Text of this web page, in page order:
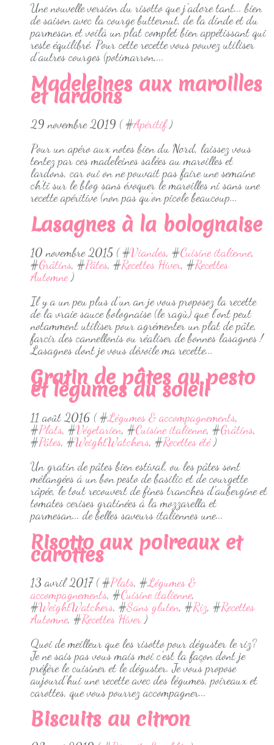
Une nouvelle version du risotto que j'adore tant... bien
de saison avec la courge butternut, de la dinde et du
parmesan et voilà un plat complet bien appétissant qui
reste équilibré. Pour cette recette vous pouvez utiliser
d'autres courges (potimarron,...
Madeleines aux maroilles
et lardons
29 novembre 2019 ( #Apéritif)
Pour un apéro aux notes bien du Nord, laissez vous
tentez par ces madeleines salées au maroilles et
lardons, car oui on ne pouvait pas faire une semaine
ch'ti sur le blog sans évoquer le maroilles ni sans une
recette apéritive (non pas qu'on picole beaucoup...
Lasagnes à la bolognaise
10 novembre 2015 ( #Viandes, #Cuisine italienne,
#Grâtins, #Pâtes, #Recettes Hiver, #Recettes
Automne)
Il y a un peu plus d'un an je vous proposez la recette
de la vraie sauce bolognaise (le ragù) que l'ont peut
notamment utiliser pour agrémenter un plat de pâte,
farcir des cannellonis ou réaliser de bonnes lasagnes !
Lasagnes dont je vous dévoile ma recette...
Gratin de pâtes au pesto
et légumes du soleil
11 août 2016 ( #Légumes & accompagnements,
#Plats, #Végetarien, #Cuisine italienne, #Grâtins,
#Pâtes, #WeightWatchers, #Recettes été)
Un gratin de pâtes bien estival, ou les pâtes sont
mélangées à un bon pesto de basilic et de courgette
râpée, le tout recouvert de fines tranches d'aubergine et
tomates cerises gratinées à la mozzarella et
parmesan... de belles saveurs italiennes une...
Risotto aux poireaux et
carottes
13 avril 2017 ( #Plats, #Légumes &
accompagnements, #Cuisine italienne,
#WeightWatchers, #Sans gluten, #Riz, #Recettes
Automne, #Recettes Hiver )
Quoi de meilleur que les risotto pour déguster le riz?
Je ne sais pas vous mais moi c'est la façon dont je
préfère le cuisiner et le déguster. Je vous propose
aujourd'hui une recette avec des légumes, poireaux et
carottes, que vous pourrez accompagner...
Biscuits au citron